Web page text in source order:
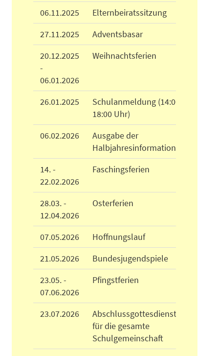
06.11.2025
Elternbeiratssitzung
27.11.2025
Adventsbasar
20.12.2025
-
06.01.2026
Weihnachtsferien
26.01.2025
Schulanmeldung (14:00 -
18:00 Uhr)
06.02.2026
Ausgabe der
Halbjahresinformation
14. -
22.02.2026
Faschingsferien
28.03. -
12.04.2026
Osterferien
07.05.2026
Hoffnungslauf
21.05.2026
Bundesjugendspiele
23.05. -
07.06.2026
Pfingstferien
23.07.2026
Abschlussgottesdienst
für die gesamte
Schulgemeinschaft